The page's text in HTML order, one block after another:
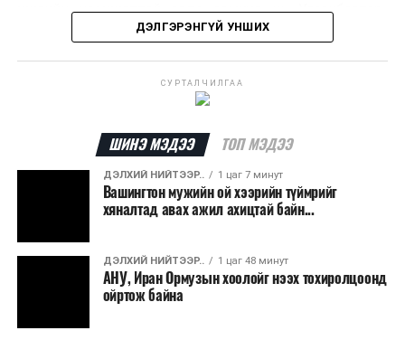
жилийн насжилттай авто замууд нь Улаанбаатар-
Дархан-Сүхбаатар, Улаанбаатар-Мандалговь-
холбосон чиглэлүүдэд төвлөрчээ.
Авто замын насжилтыг тогтмол үнэлж, их засвар,
ээлжит засвар арчлалтын ажлыг шинжлэх ухааны
үндэслэлтэй төлөвлөх нь замын хөдөлгөөний
аюулгүй байдлыг хангах, ашиглалтын хугацааг
уртасгах, төсвийн хөрөнгө оруулалтыг оновчтой
төлөвлөхөд чухал ач холбогдолтойг албаныхан хэлж
гэж Зам, тээврийн яамнаас мэдээллээ.
ДЭЛГЭРЭНГҮЙ УНШИХ
СУРТАЛЧИЛГАА
ШИНЭ МЭДЭЭ ТОП МЭДЭЭ
ДЭЛХИЙ НИЙТЭЭР.. 1 цаг 7 минут
Вашингтон мужийн ой хээрийн түймрийг
хяналтад авах ажил ахицтай байн...
ДЭЛХИЙ НИЙТЭЭР.. 1 цаг 48 минут
АНУ, Иран Ормузын хоолойг нээх тохиролцоонд
ойртож байна